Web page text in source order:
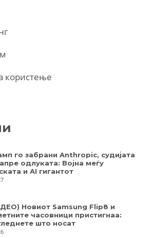
користење
го забрани Anthropic, судијата
одлуката: Војна меѓу
и AI гигантот
Новиот Samsung Flip8 и
часовници пристигнаа:
што носат